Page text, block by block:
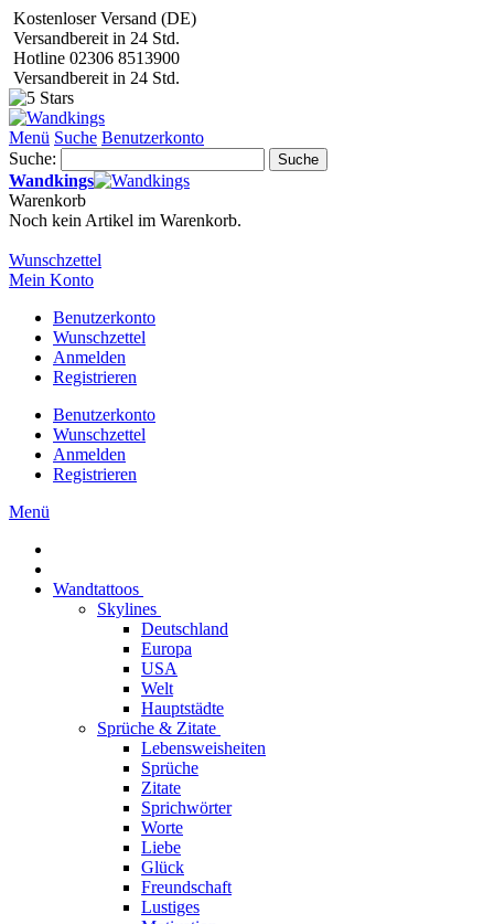
Kostenloser Versand (DE)
Versandbereit in 24 Std.
Hotline 02306 8513900
Versandbereit in 24 Std.
Menü Suche Benutzerkonto
Suche:
Suche
Wandkings
Warenkorb
Noch kein Artikel im Warenkorb.
Wunschzettel
Mein Konto
Benutzerkonto
Wunschzettel
Anmelden
Registrieren
Benutzerkonto
Wunschzettel
Anmelden
Registrieren
Menü
Wandtattoos
Skylines
Deutschland
Europa
USA
Welt
Hauptstädte
Sprüche & Zitate
Lebensweisheiten
Sprüche
Zitate
Sprichwörter
Worte
Liebe
Glück
Freundschaft
Lustiges